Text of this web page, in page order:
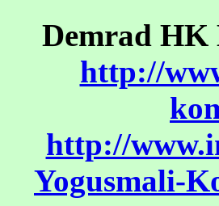
Demrad HK
http://
http://
Yogusmali-